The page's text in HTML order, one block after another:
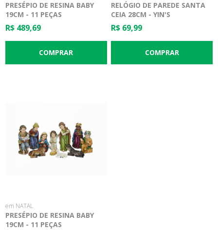
PRESÉPIO DE RESINA BABY
19CM - 11 PEÇAS
R$ 489,69
RELÓGIO DE PAREDE SANTA
CEIA 28CM - YIN'S
R$ 69,99
em NATAL
PRESÉPIO DE RESINA BABY
19CM - 11 PEÇAS